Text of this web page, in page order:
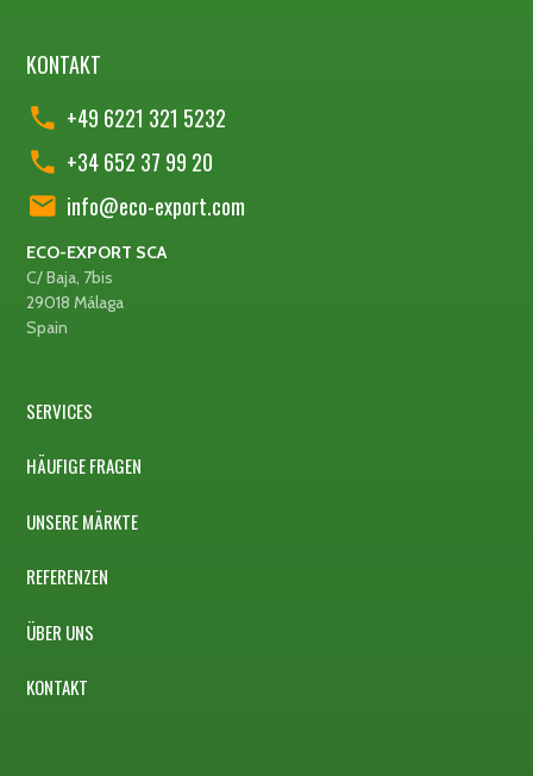
KONTAKT
+49 6221 321 5232
+34 652 37 99 20
info@eco-export.com
ECO-EXPORT SCA
C/ Baja, 7bis
29018 Málaga
Spain
SERVICES
HÄUFIGE FRAGEN
UNSERE MÄRKTE
REFERENZEN
ÜBER UNS
KONTAKT